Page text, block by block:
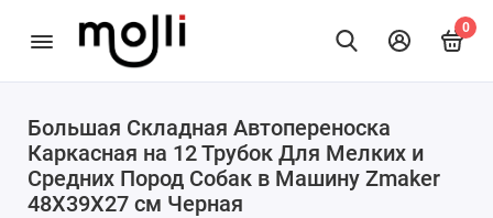
0
Большая Складная Автопереноска
Каркасная на 12 Трубок Для Мелких и
Средних Пород Собак в Машину Zmaker
48X39X27 см Черная